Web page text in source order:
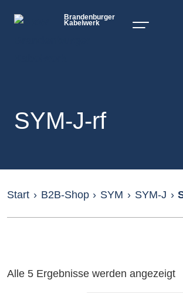
Brandenburger
Kabelwerk
SYM-J-rf
Start › B2B-Shop › SYM › SYM-J ›
Alle 5 Ergebnisse werden angezeigt